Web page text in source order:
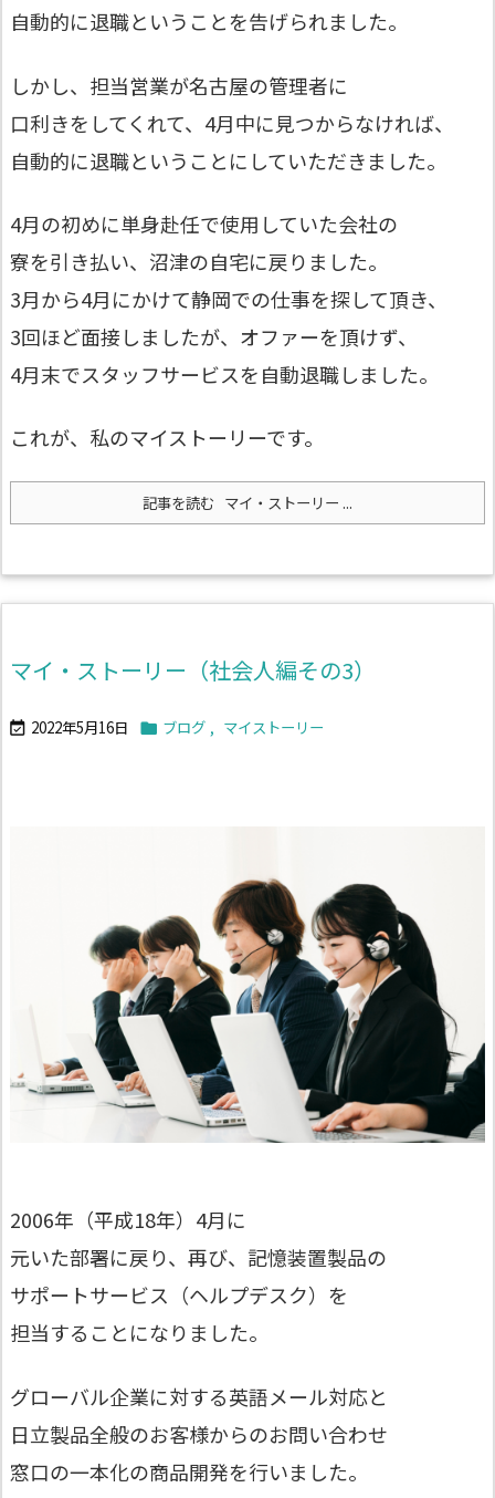
自動的に退職ということを告げられました。
しかし、担当営業が名古屋の管理者に
口利きをしてくれて、4月中に見つからなければ、
自動的に退職ということにしていただきました。
4月の初めに単身赴任で使用していた会社の
寮を引き払い、沼津の自宅に戻りました。
3月から4月にかけて静岡での仕事を探して頂き、
3回ほど面接しましたが、オファーを頂けず、
4月末でスタッフサービスを自動退職しました。
これが、私のマイストーリーです。
記事を読む マイ・ストーリー ...
マイ・ストーリー（社会人編その3）
 2022年5月16日  ブログ , マイストーリー
2006年（平成18年）4月に
元いた部署に戻り、再び、記憶装置製品の
サポートサービス（ヘルプデスク）を
担当することになりました。
グローバル企業に対する英語メール対応と
日立製品全般のお客様からのお問い合わせ
窓口の一本化の商品開発を行いました。